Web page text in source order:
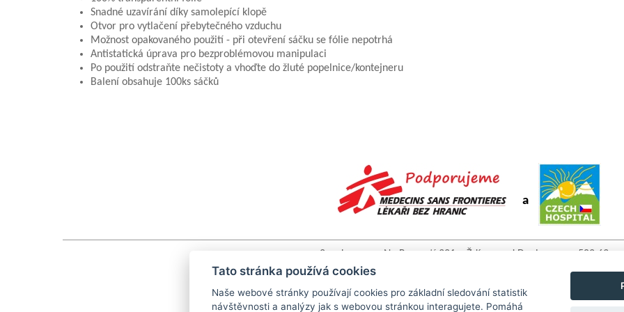
Snadné uzavírání díky samolepící klopě
Otvor pro vytlačení přebytečného vzduchu
Možnost opakovaného použití - při otevření sáčku se fólie nepotrhá
Antistatická úprava pro bezproblémovou manipulaci
Po použití odstraňte nečistoty a vhoďte do žluté popelnice/kontejneru
Balení obsahuje 100ks sáčků
a
2pack, s.r.o. • Na Rozcestí 321 • Ždírec nad Doubravou • 582 63 •
www.2pack.cz tel: +420 736 489 929 • +420 775 123 770 • email:
Tato stránka používá cookies
Naše webové stránky používají cookies pro základní sledování statistik
návštěvnosti a analýzy jak s webovou stránkou interagujete. Pomáhá